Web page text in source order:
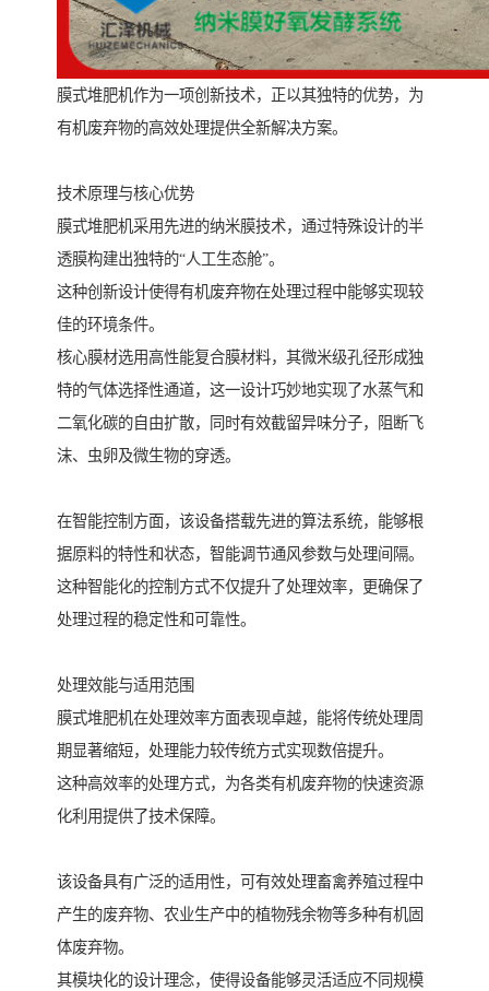
膜式堆肥机作为一项创新技术，正以其独特的优势，为
有机废弃物的高效处理提供全新解决方案。
技术原理与核心优势
膜式堆肥机采用先进的纳米膜技术，通过特殊设计的半
透膜构建出独特的“人工生态舱”。
这种创新设计使得有机废弃物在处理过程中能够实现较
佳的环境条件。
核心膜材选用高性能复合膜材料，其微米级孔径形成独
特的气体选择性通道，这一设计巧妙地实现了水蒸气和
二氧化碳的自由扩散，同时有效截留异味分子，阻断飞
沫、虫卵及微生物的穿透。
在智能控制方面，该设备搭载先进的算法系统，能够根
据原料的特性和状态，智能调节通风参数与处理间隔。
这种智能化的控制方式不仅提升了处理效率，更确保了
处理过程的稳定性和可靠性。
处理效能与适用范围
膜式堆肥机在处理效率方面表现卓越，能将传统处理周
期显著缩短，处理能力较传统方式实现数倍提升。
这种高效率的处理方式，为各类有机废弃物的快速资源
化利用提供了技术保障。
该设备具有广泛的适用性，可有效处理畜禽养殖过程中
产生的废弃物、农业生产中的植物残余物等多种有机固
体废弃物。
其模块化的设计理念，使得设备能够灵活适应不同规模